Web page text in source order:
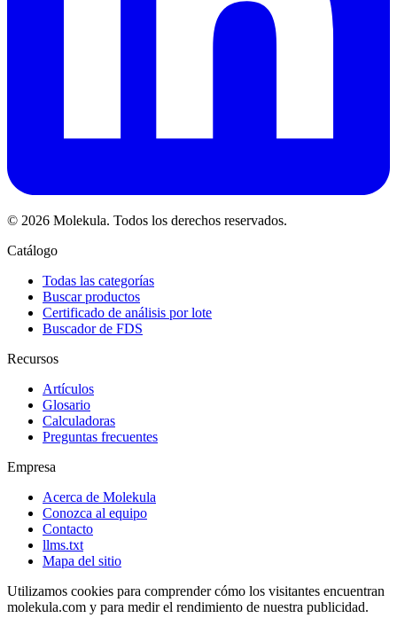
© 2026 Molekula. Todos los derechos reservados.
Catálogo
Todas las categorías
Buscar productos
Certificado de análisis por lote
Buscador de FDS
Recursos
Artículos
Glosario
Calculadoras
Preguntas frecuentes
Empresa
Acerca de Molekula
Conozca al equipo
Contacto
llms.txt
Mapa del sitio
Utilizamos cookies para comprender cómo los visitantes encuentran
molekula.com y para medir el rendimiento de nuestra publicidad.